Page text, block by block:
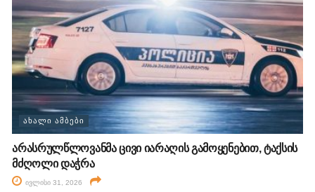
ᲐᲮᲐᲚᲘ ᲐᲛᲑᲔᲑᲘ
არასრულწლოვანმა ცივი იარაღის გამოყენებით, ტაქსის
მძღოლი დაჭრა
ივლისი 31, 2026